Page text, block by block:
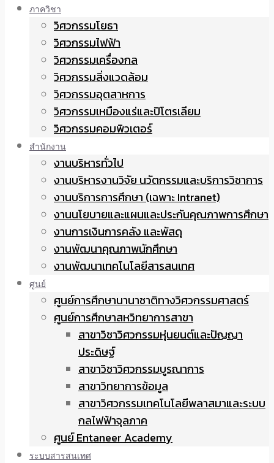
ภาควิชา
วิศวกรรมโยธา
วิศวกรรมไฟฟ้า
วิศวกรรมเครื่องกล
วิศวกรรมสิ่งแวดล้อม
วิศวกรรมอุตสาหการ
วิศวกรรมเหมืองแร่และปิโตรเลียม
วิศวกรรมคอมพิวเตอร์
สำนักงาน
งานบริหารทั่วไป
งานบริหารงานวิจัย นวัตกรรมและบริการวิชาการ
งานบริการการศึกษา (เฉพาะ Intranet)
งานนโยบายและแผนและประกันคุณภาพการศึกษา
งานการเงินการคลัง และพัสดุ
งานพัฒนาคุณภาพนักศึกษา
งานพัฒนาเทคโนโลยีสารสนเทศ
ศูนย์
ศูนย์การศึกษานานาชาติทางวิศวกรรมศาสตร์
ศูนย์การศึกษาสหวิทยาการสาขา
สาขาวิชาวิศวกรรมหุ่นยนต์และปัญญา
ประดิษฐ์
สาขาวิชาวิศวกรรมบูรณาการ
สาขาวิทยาการข้อมูล
สาขาวิศวกรรมเทคโนโลยีพลาสมาและระบบ
กลไฟฟ้าจุลภาค
ศูนย์ Entaneer Academy
ระบบสารสนเทศ